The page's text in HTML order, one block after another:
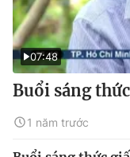
07:48
Buổi sáng
1 năm trước